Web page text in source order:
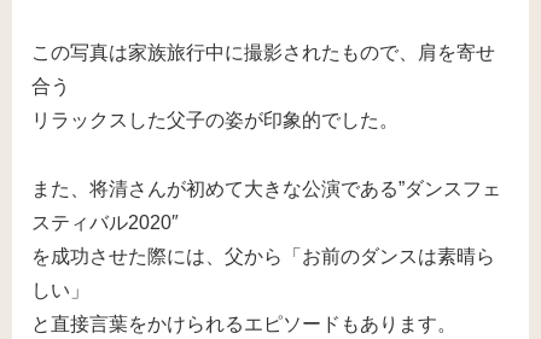
この写真は家族旅行中に撮影されたもので、肩を寄せ
合う
リラックスした父子の姿が印象的でした。
また、将清さんが初めて大きな公演である”ダンスフェ
スティバル2020″
を成功させた際には、父から「お前のダンスは素晴ら
しい」
と直接言葉をかけられるエピソードもあります。